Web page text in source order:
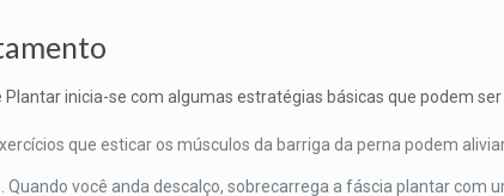
inicia-se com algumas estratégias básicas que podem
que esticar os músculos da barriga da perna podem
Quando você anda descalço, sobrecarrega a fáscia plantar com